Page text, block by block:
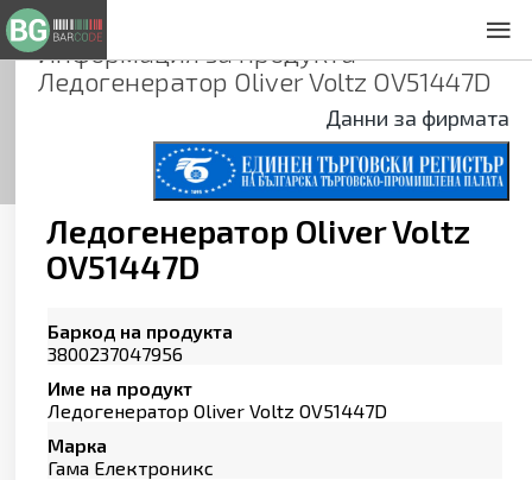
Информация за продукта
Ледогенератор Oliver Voltz OV51447D
Данни за фирмата
Ледогенератор Oliver Voltz
OV51447D
Баркод на продукта
3800237047956
Име на продукт
Ледогенератор Oliver Voltz OV51447D
Марка
Гама Електроникс
Общи условия
Декларация за проверителност
Заснемане на продукти
Контакти